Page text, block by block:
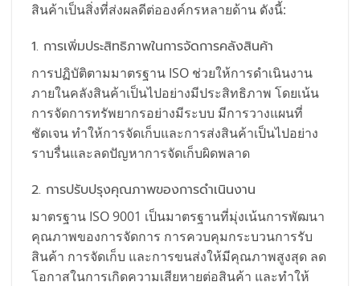
สินค้าเป็นสิ่งที่ส่งผลดีต่อองค์กรหลายด้าน ดังนี้:
1. การเพิ่มประสิทธิภาพในการจัดการคลังสินค้า
การปฏิบัติตามมาตรฐาน ISO ช่วยให้การดำเนินงาน
ภายในคลังสินค้าเป็นไปอย่างมีประสิทธิภาพ โดยเน้น
การจัดการทรัพยากรอย่างมีระบบ มีการวางแผนที่
ชัดเจน ทำให้การจัดเก็บและการส่งสินค้าเป็นไปอย่าง
ราบรื่นและลดปัญหาการจัดเก็บผิดพลาด
2. การปรับปรุงคุณภาพของการดำเนินงาน
มาตรฐาน ISO 9001 เป็นมาตรฐานที่มุ่งเน้นการพัฒนา
คุณภาพของการจัดการ การควบคุมกระบวนการรับ
สินค้า การจัดเก็บ และการขนส่งให้มีคุณภาพสูงสุด ลด
โอกาสในการเกิดความเสียหายต่อสินค้า และทำให้